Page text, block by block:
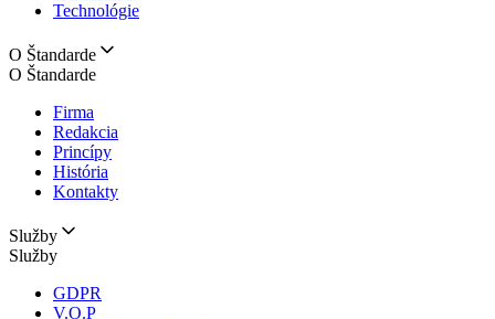
Technológie
O Štandarde
O Štandarde
Firma
Redakcia
Princípy
História
Kontakty
Služby
Služby
GDPR
V.O.P